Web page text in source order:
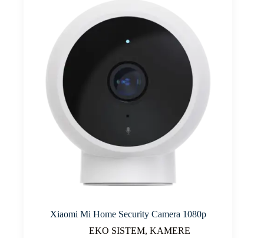
Xiaomi Mi Home Security Camera 1080p
EKO SISTEM,KAMERE